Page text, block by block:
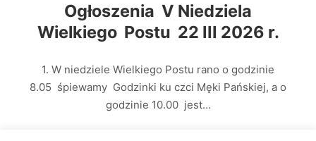
Ogłoszenia V Niedziela
Wielkiego Postu 22 III 2026 r.
1. W niedziele Wielkiego Postu rano o godzinie
8.05 śpiewamy Godzinki ku czci Męki Pańskiej, a o
godzinie 10.00 jest…